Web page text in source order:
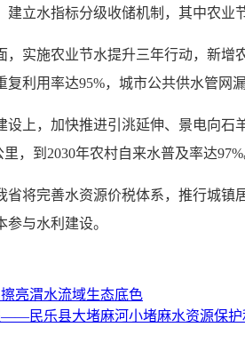
立水指标分级收储机制，其中农业
，实施农业节水提升三年行动，新增
复利用率达95%，城市公共供水管网
设上，加快推进引洮延伸、景电向石
，到2030年农村自来水普及率达97%
省将完善水资源价税体系，推行城
与水利建设。
亮渭水流域生态底色
民乐县大堵麻河小堵麻水资源保护